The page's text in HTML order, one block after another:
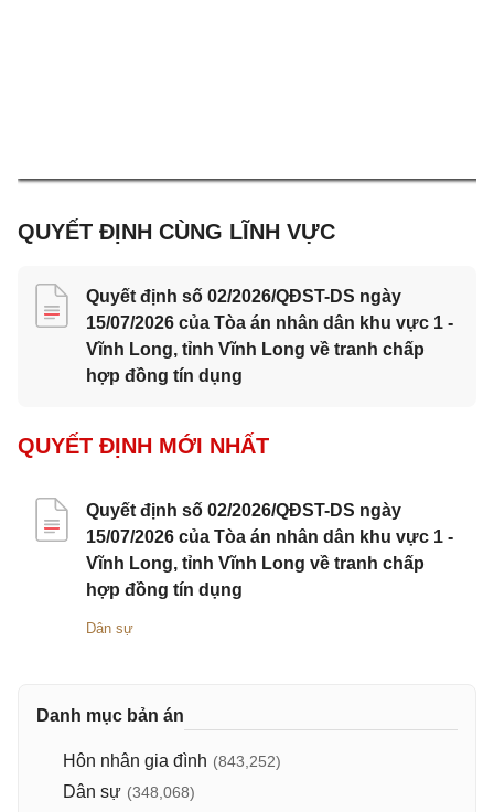
QUYẾT ĐỊNH CÙNG LĨNH VỰC
Quyết định số 02/2026/QĐST-DS ngày
15/07/2026 của Tòa án nhân dân khu vực 1 -
Vĩnh Long, tỉnh Vĩnh Long về tranh chấp
hợp đồng tín dụng
QUYẾT ĐỊNH MỚI NHẤT
Quyết định số 02/2026/QĐST-DS ngày
15/07/2026 của Tòa án nhân dân khu vực 1 -
Vĩnh Long, tỉnh Vĩnh Long về tranh chấp
hợp đồng tín dụng
Dân sự
Danh mục bản án
Hôn nhân gia đình (843,252)
Dân sự (348,068)